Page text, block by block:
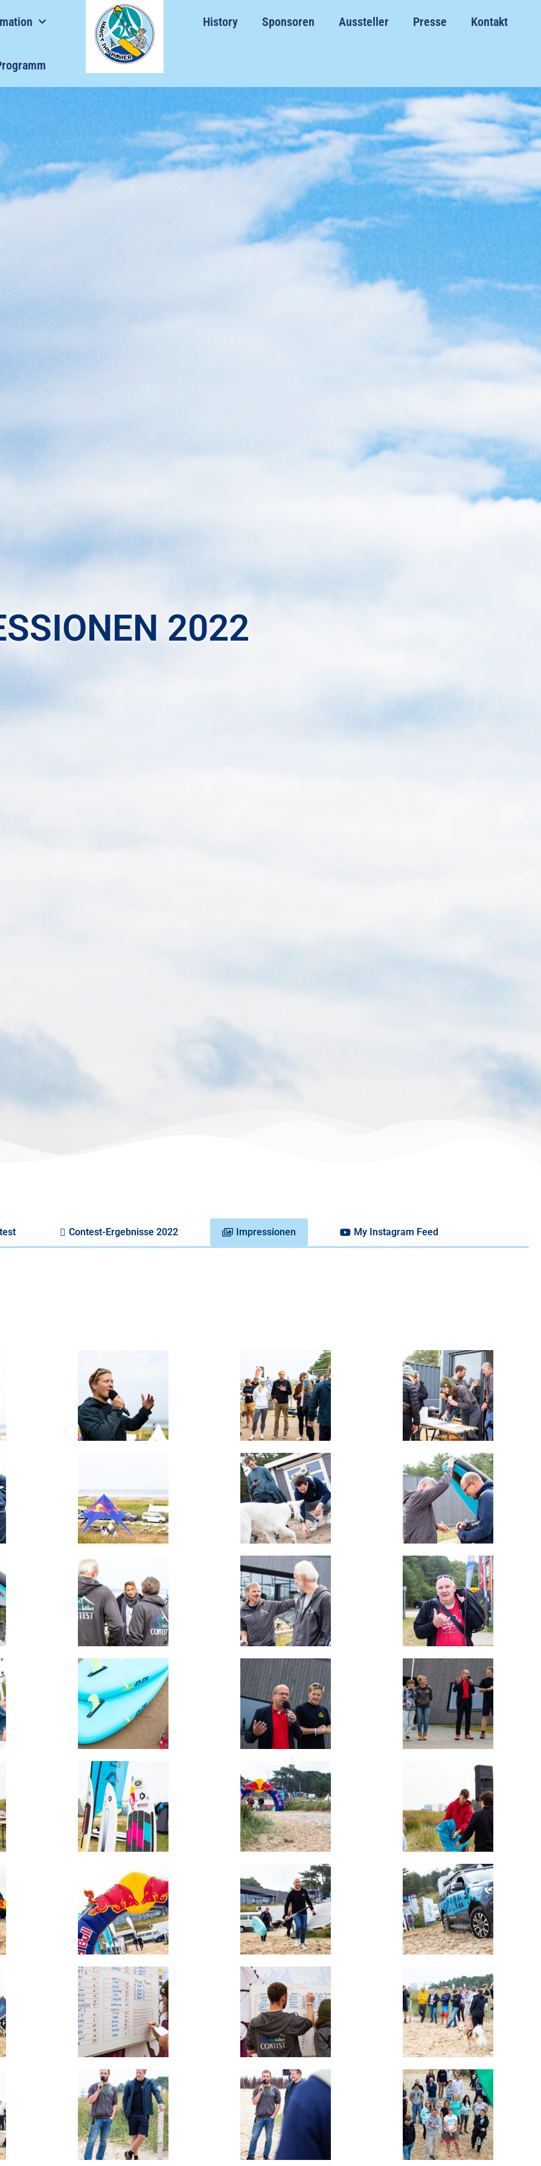
History Sponsoren Aussteller Presse Kontakt
2022
Contest-Ergebnisse 2022 Impressionen My Instagram Feed